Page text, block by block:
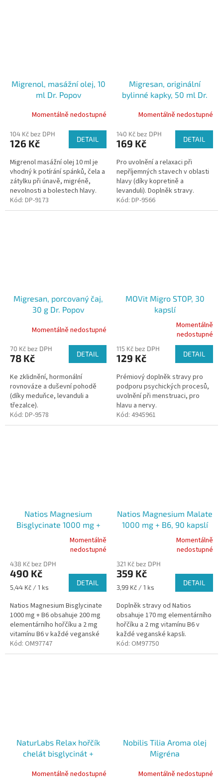
Migrenol, masážní olej, 10
ml Dr. Popov
Momentálně nedostupné
104 Kč bez DPH
126 Kč DETAIL
Migrenol masážní olej 10 ml je
vhodný k potírání spánků, čela a
zátylku při únavě, migréně,
nevolnosti a bolestech hlavy.
Obsažené přírodní silice,
mentol a kafr odstraňují...
Kód: DP-9173
Migresan, originální
bylinné kapky, 50 ml Dr.
Momentálně nedostupné
140 Kč bez DPH
169 Kč DETAIL
Pro uvolnění a relaxaci při
nepříjemných stavech v oblasti
hlavy (díky kopretině a
levanduli). Doplněk stravy.
Kód: DP-9566
Migresan, porcovaný čaj,
30 g Dr. Popov
Momentálně nedostupné
70 Kč bez DPH
78 Kč DETAIL
Ke zklidnění, hormonální
rovnováze a duševní pohodě
(díky meduňce, levanduli a
třezalce).
Kód: DP-9578
MOVit Migro STOP, 30
kapslí
produktu
je
z
5
hvězdiček.
Momentálně
nedostupné
115 Kč bez DPH
129 Kč DETAIL
Prémiový doplněk stravy pro
podporu psychických procesů,
uvolnění při menstruaci, pro
hlavu a nervy.
Kód: 4945961
Natios Magnesium
Bisglycinate 1000 mg +
B6, 90 kapslí
produktu
je
5,0
5
hvězdiček.
Momentálně
nedostupné
438 Kč bez DPH
490 Kč
Měrná
5,44 Kč / 1 ks
DETAIL
Natios Magnesium Bisglycinate
1000 mg + B6 obsahuje 200 mg
elementárního hořčíku a 2 mg
vitamínu B6 v každé veganské
kapsli. Jedná se o vysoce
kvalitní, vysoce biologicky...
Kód: OM97747
Natios Magnesium Malate
1000 mg + B6, 90 kapslí
produktu
je
5,0
5
hvězdiček.
Momentálně
nedostupné
321 Kč bez DPH
359 Kč
Měrná
3,99 Kč / 1 ks
DETAIL
Doplněk stravy od Natios
obsahuje 170 mg elementárního
hořčíku a 2 mg vitamínu B6 v
každé veganské kapsli.
Kód: OM97750
NaturLabs Relax hořčík
chelát bisglycinát +
kapslí
Momentálně nedostupné
Nobilis Tilia Aroma olej
Migréna
Momentálně nedostupné